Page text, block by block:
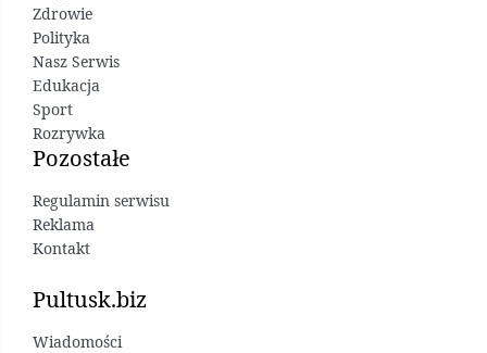
Zdrowie
Polityka
Nasz Serwis
Edukacja
Sport
Rozrywka
Pozostałe
Regulamin serwisu
Reklama
Kontakt
Pultusk.biz
Wiadomości